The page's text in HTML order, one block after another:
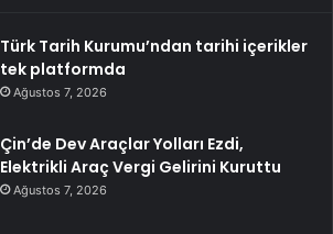
Türk Tarih Kurumu’ndan tarihi içerikler
tek platformda
Ağustos 7, 2026
Çin’de Dev Araçlar Yolları Ezdi,
Elektrikli Araç Vergi Gelirini Kuruttu
Ağustos 7, 2026